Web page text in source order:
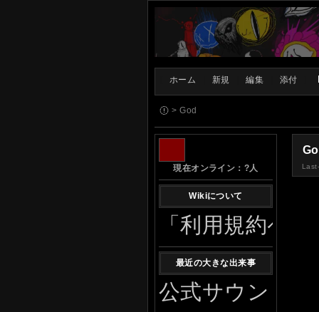
ホーム 新規 編集 添付
> God
現在オンライン： ? 人
Wikiについて
「利用規約ペ
最近の大きな出来事
公式サウンド